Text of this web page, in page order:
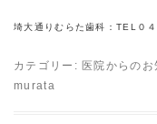
埼大通りむらた歯科：TEL０
カテゴリー: 医院からのお
murata